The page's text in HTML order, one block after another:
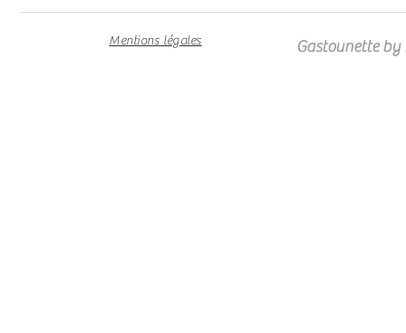
Mentions légales Gastounette by